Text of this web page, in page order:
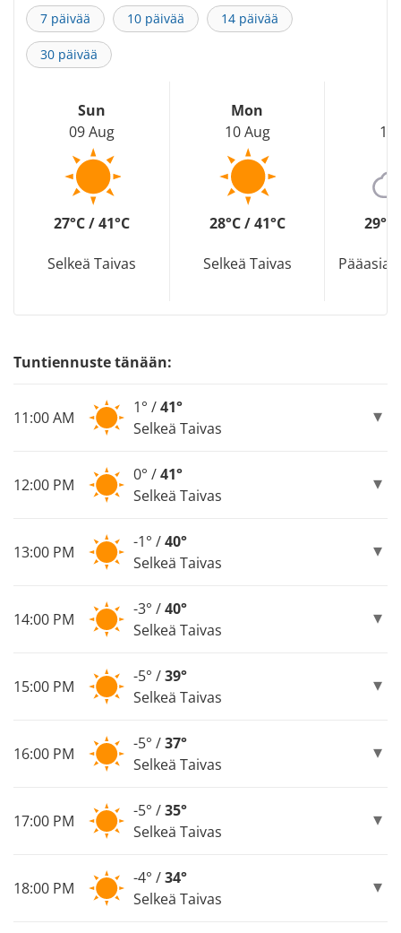
7 päivää 10 päivää 14 päivää
30 päivää
Sun
09 Aug
27°C / 41°C
Selkeä Taivas
Mon
10 Aug
28°C / 41°C
Selkeä Taivas
11
29°C
Tuntiennuste tänään:
11:00 AM
1° /41°
Selkeä Taivas
12:00 PM
0° /41°
Selkeä Taivas
13:00 PM
-1° /40°
Selkeä Taivas
14:00 PM
-3° /40°
Selkeä Taivas
15:00 PM
-5° /39°
Selkeä Taivas
16:00 PM
-5° /37°
Selkeä Taivas
17:00 PM
-5° /35°
Selkeä Taivas
18:00 PM
-4° /34°
Selkeä Taivas